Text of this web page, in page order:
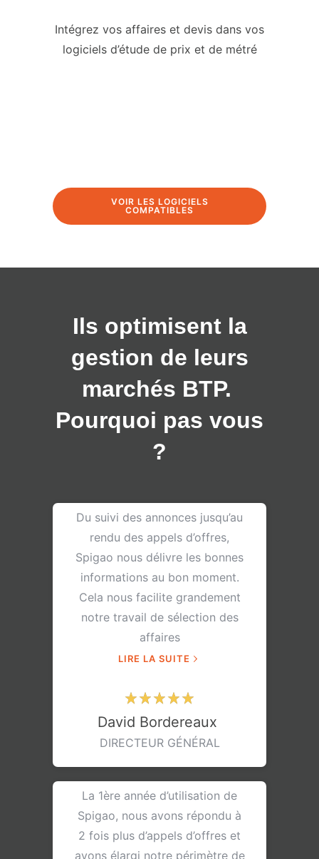
Intégrez vos affaires et devis dans vos
logiciels d’étude de prix et de métré
VOIR LES LOGICIELS
COMPATIBLES
Ils optimisent la
gestion de leurs
marchés BTP.
Pourquoi pas vous
?
Du suivi des annonces jusqu’au
rendu des appels d’offres,
Spigao nous délivre les bonnes
informations au bon moment.
Cela nous facilite grandement
notre travail de sélection des
affaires
LIRE LA SUITE
David Bordereaux
DIRECTEUR GÉNÉRAL
La 1ère année d’utilisation de
Spigao, nous avons répondu à
2 fois plus d’appels d’offres et
avons élargi notre périmètre de